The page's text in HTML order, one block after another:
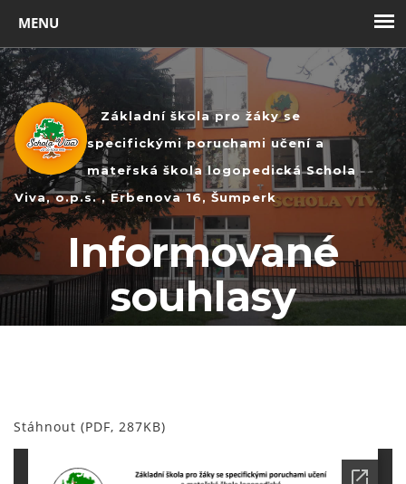
Základní škola pro žáky se
specifickými poruchami učení a
mateřská škola logopedická Schola
Viva, o.p.s. , Erbenova 16, Šumperk
Informované
souhlasy
Stáhnout (PDF, 287KB)